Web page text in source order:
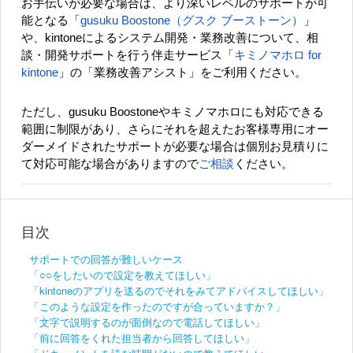
お手伝いが必要な場合は、より深いレベルのサポートが可
能となる「 gusuku Boostone（グスク ブーストーン）
」
や、kintoneによるシステム開発・業務改善について、相
談・開発サポートを行う伴走サービス「 キミノマホロ for
kintone 」の「業務改善アシスト」をご利用ください。
ただし、gusuku Boostoneやキミノマホロにも対応できる
範囲に制限があり、さらにそれを超えたお客様専用にオー
ダーメイドされたサポートが必要な場合は個別お見積りに
て対応可能な場合がありますのでご相談 ください。
目次
サポートでの回答が難しいケース
「○○をしたいので設定を教えてほしい」
「kintoneのアプリを送るのでそれをみてアドバイスしてほしい」
「このような設定を作ったのですが合っていますか？」
「文字で説明するのが面倒なので電話してほしい」
「前に回答をくれた担当者から回答してほしい」